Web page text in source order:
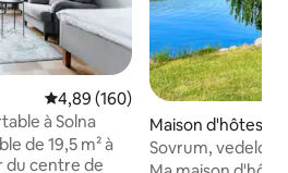
Évaluation moyenne sur la
4,89 (160)
à Solna
de 19,5 m² à
du centre de
Maison d'hôtes
Sovrum,